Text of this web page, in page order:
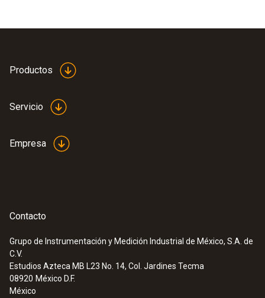
Productos
Servicio
Empresa
Contacto
Grupo de Instrumentación y Medición Industrial de México, S.A. de
C.V.
Estudios Azteca MB L23 No. 14, Col. Jardines Tecma
08920 México D.F.
México